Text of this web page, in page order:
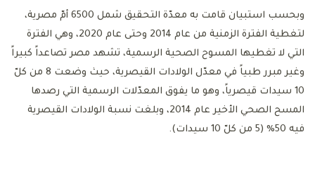
وبحسب استبيان قامت به معدّة التحقيق شمل 6500 أمّ مصرية،
لتغطية الفترة الزمنية من عام 2014 وحتى عام 2020، وهي الفترة
التي لا تغطيها المسوح الصحية الرسمية، تشهد مصر تصاعداً كبيراً
وغير مبرر طبياً في معدّل الولادات القيصرية، حيث وضعت 8 من كلّ
10 سيدات قيصرياً، وهو ما يفوق المعدّلات الرسمية التي رصدها
المسح الصحي الأخير عام 2014، وبلغت نسبة الولادات القيصرية
فيه 50% (5 من كلّ 10 سيدات).